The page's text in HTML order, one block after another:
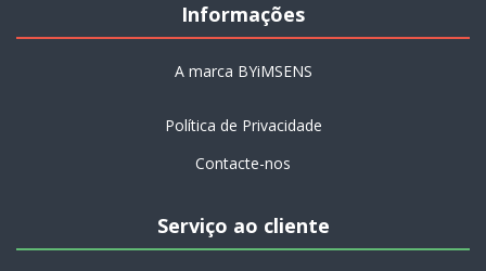
Informações
A marca BYiMSENS
Política de Privacidade
Contacte-nos
Serviço ao cliente